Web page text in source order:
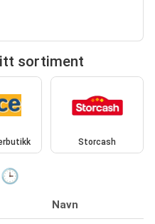
sortiment
Storcash
🕒
Navn